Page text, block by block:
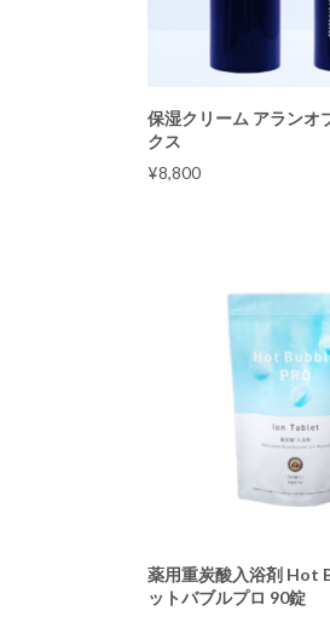
保湿クリーム アランオ
クス
¥8,800
薬用重炭酸入浴剤 Hot
ットバブルプロ 90錠